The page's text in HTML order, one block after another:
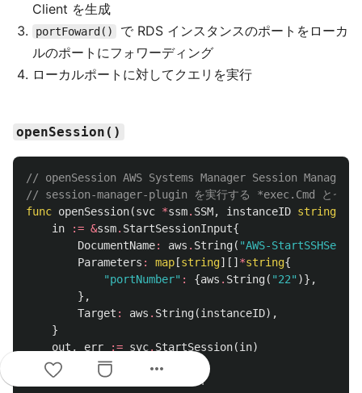
Client を生成
portFoward()
で RDS インスタンスのポートをローカ
ルのポートにフォワーディング
ローカルポートに対してクエリを実行
openSession()
// openSession AWS Systems Manager Session Manager
// session-manager-plugin を実行する *exec.Cmd とセッシ
func openSession(svc *ssm. SSM, instanceID string
in
:= &ssm. StartSessionInput{
DocumentName: aws . String( "AWS-
Parameters : map [string][] *string{
"portNumber" : {aws . String( "22" )},
},
Target : aws . String(instanceID),
}
out , err := svc. StartSession(in)
if
!=
return
err
more_horiz